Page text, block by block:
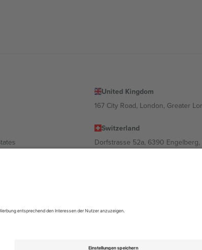
United Kingdom
167 City Road, London, Greater
Switzerland
Dorfstrasse 52a, 6390 Engelberg,
México, CDMX, Mexico
© 2026 Ticombo. Alle Rechte vorbehalten.